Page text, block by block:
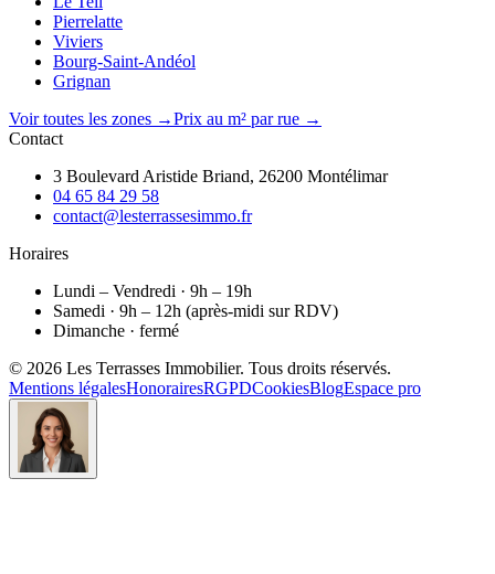
Pierrelatte
Viviers
Bourg-Saint-Andéol
Grignan
Voir toutes les zones →Prix au m² par rue →
Contact
3 Boulevard Aristide Briand, 26200 Montélimar
04 65 84 29 58
contact@lesterrassesimmo.fr
Horaires
Lundi – Vendredi · 9h – 19h
Samedi · 9h – 12h (après-midi sur RDV)
Dimanche · fermé
© 2026 Les Terrasses Immobilier. Tous droits réservés.
Mentions légalesHonorairesRGPDCookiesBlogEspace pro